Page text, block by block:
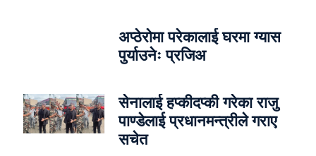
अप्ठेरोमा परेकालाई घरमा ग्यास
पुर्याउनेः प्रजिअ
सेनालाई हप्कीदप्की गरेका राजु
पाण्डेलाई प्रधानमन्त्रीले गराए
सचेत